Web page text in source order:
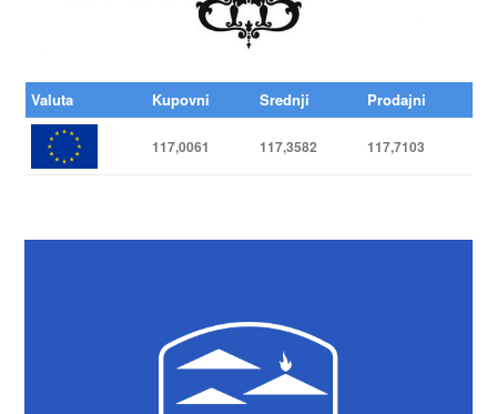
Valuta Kupovni Srednji Prodajni
117,0061 117,3582 117,7103